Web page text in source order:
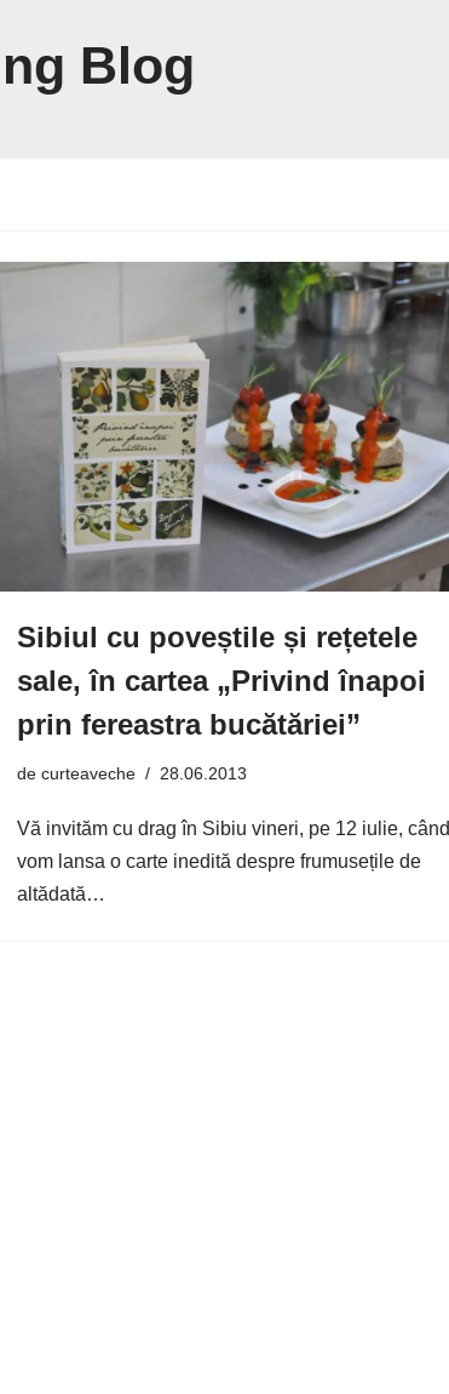
Blog
Sibiul cu poveștile și rețetele
sale, în cartea „Privind înapoi
prin fereastra bucătăriei”
de curteaveche 28.06.2013
Vă invităm cu drag în Sibiu vineri, pe 12 iulie, când
vom lansa o carte inedită despre frumusețile de
altădată…